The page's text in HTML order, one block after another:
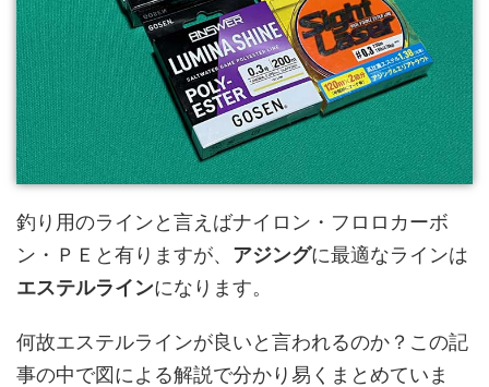
釣り用のラインと言えばナイロン・フロロカーボ
ン・ＰＥと有りますが、 アジングに最適なラインは
エステルラインになります。
何故エステルラインが良いと言われるのか？この記
事の中で図による解説で分かり易くまとめていま